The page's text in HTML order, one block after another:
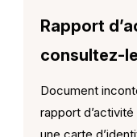
Rapport
consultez-
Document
rapport